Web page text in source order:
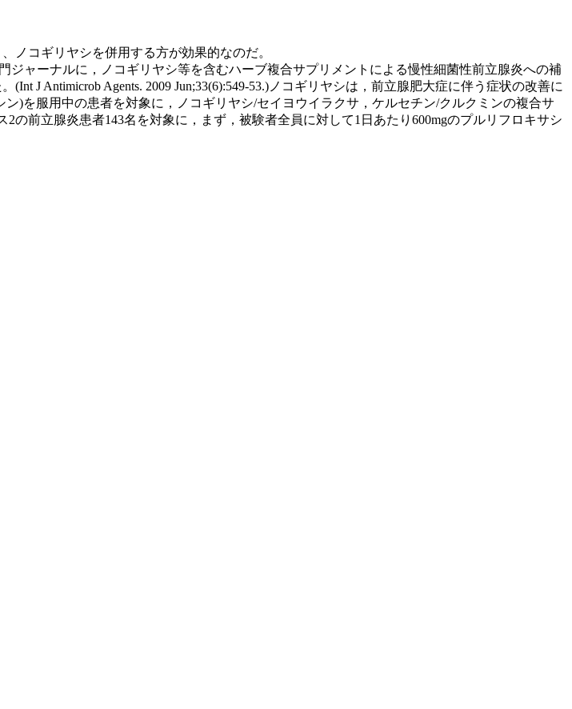
ノコギリヤシを併用する方が効果的なのだ。
ャーナルに，ノコギリヤシ等を含むハーブ複合サプリメントによる慢性細菌性前立腺炎への補
J Antimicrob Agents. 2009 Jun;33(6):549-53.)ノコギリヤシは，前立腺肥大症に伴う症状の改善に
)を服用中の患者を対象に，ノコギリヤシ/セイヨウイラクサ，ケルセチン/クルクミンの複合サ
前立腺炎患者143名を対象に，まず，被験者全員に対して1日あたり600mgのプルリフロキサシ